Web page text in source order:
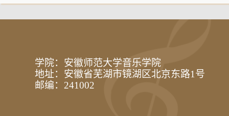
学院：安徽师范大学音乐学院
地址：安徽省芜湖市镜湖区北京东路1号
邮编：241002